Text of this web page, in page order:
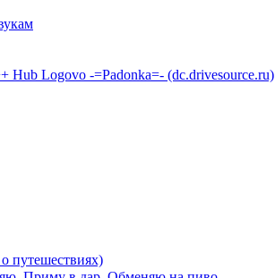
Logovo -=Padonka=- (dc.drivesource.ru)
путешествиях)